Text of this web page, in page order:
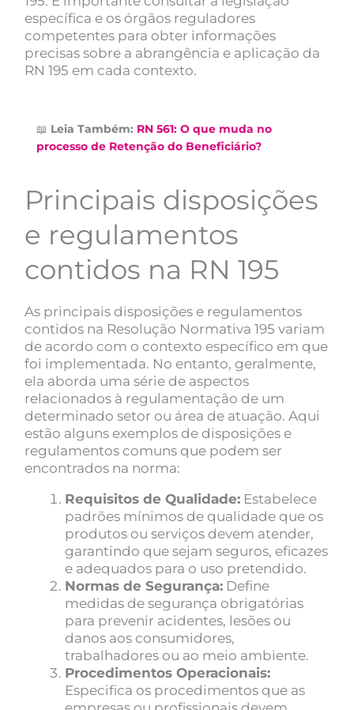
específica e os órgãos reguladores
competentes para obter informações
precisas sobre a abrangência e aplicação da
RN 195 em cada contexto.
📖 Leia Também: RN 561: O que muda no
processo de Retenção do Beneficiário?
Principais disposições
e regulamentos
contidos na RN 195
As principais disposições e regulamentos
contidos na Resolução Normativa 195 variam
de acordo com o contexto específico em que
foi implementada. No entanto, geralmente,
ela aborda uma série de aspectos
relacionados à regulamentação de um
determinado setor ou área de atuação. Aqui
estão alguns exemplos de disposições e
regulamentos comuns que podem ser
encontrados na norma:
Requisitos de Qualidade: Estabelece
padrões mínimos de qualidade que os
produtos ou serviços devem atender,
garantindo que sejam seguros, eficazes
e adequados para o uso pretendido.
Normas de Segurança: Define
medidas de segurança obrigatórias
para prevenir acidentes, lesões ou
danos aos consumidores,
trabalhadores ou ao meio ambiente.
Procedimentos Operacionais:
Especifica os procedimentos que as